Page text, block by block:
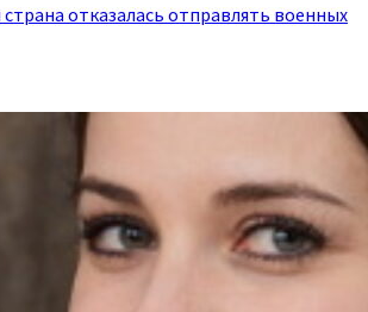
страна отказалась отправлять военных